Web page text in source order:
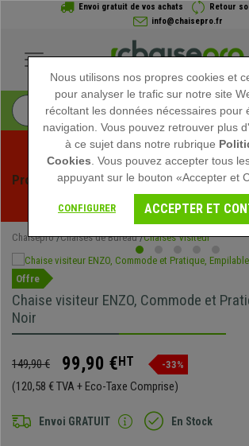
Envoi gratuit de vos achats
Retour
info@chaisepro.fr
Profitez des soldes d'été chez
exclusives pour une durée limitée -
Chaisepro Chaises de Bureau Chaises Visiteur
Offre
Chaise visiteur ENZO, Commode et
Noir
149,90 € 99,90 €HT -33%
(120,58 € TVA + Eco-Taxe Comprise)
Envoi GRATUIT En Stock
Nous utilisons nos propres cookies et
pour analyser le trafic sur notre site
récoltant les données nécessaires pour
navigation. Vous pouvez retrouver plus
à ce sujet dans notre rubrique
Cookies . Vous pouvez accepter tous
appuyant sur le bouton «Accepter et
CONFIGURER ACCEPTER ET